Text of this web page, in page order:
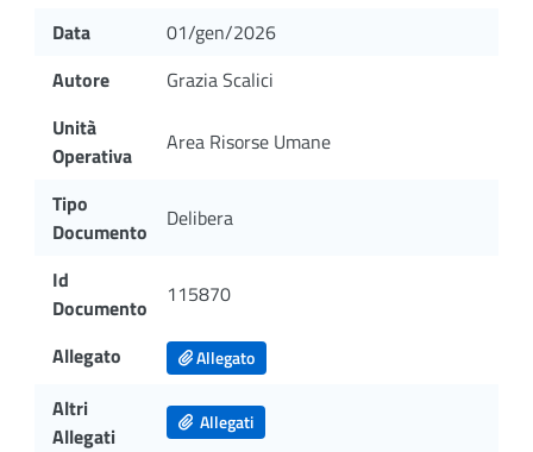
Data
01/gen/2026
Autore
Grazia Scalici
Unità
Operativa
Area Risorse Umane
Tipo
Documento
Delibera
Id
Documento
115870
Allegato Allegato
Altri
Allegati
Allegati